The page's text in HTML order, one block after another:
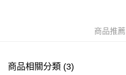
商品推薦
商品相關分類 (3)